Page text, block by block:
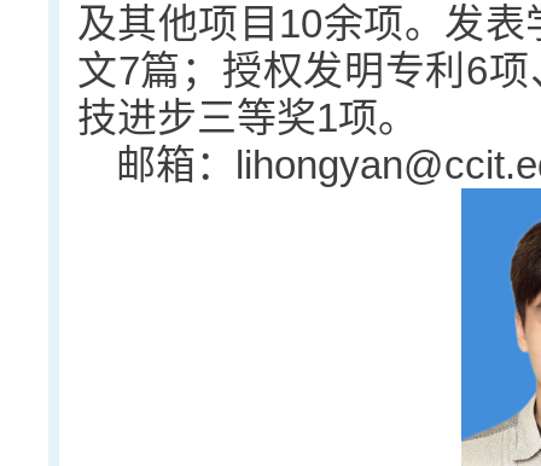
及其他项目10余项。发
文7篇；授权发明专利6
技进步三等奖1项。
邮箱：